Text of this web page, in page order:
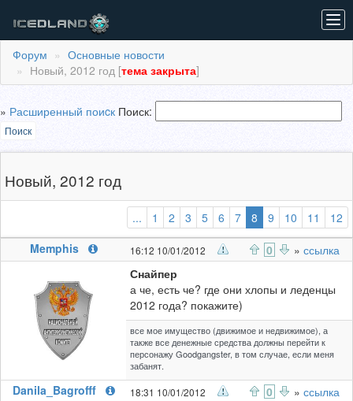
Форум
Основные новости
Новый, 2012 год [тема закрыта]
» Расширенный поиcк Поиск:
Поиск
Новый, 2012 год
... 1 2 3 5 6 7 8 (выбранная)
9 10 11
12
Memphis
16:12 10/01/2012 0 » ссылка
Снайпер
а че, есть че? где они хлопы и леденцы
2012 года? покажите)
все мое имущество (движимое и недвижимое), а
также все денежные средства должны перейти к
персонажу Goodgangster, в том случае, если меня
забанят.
Danila_Bagrofff 18:31 10/01/2012 0 » ссылка